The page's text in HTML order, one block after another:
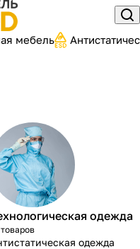
мебель
одежда
товаров
одежда